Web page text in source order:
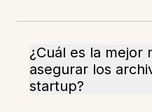
¿Cuál es la mejor
asegurar los
startup?